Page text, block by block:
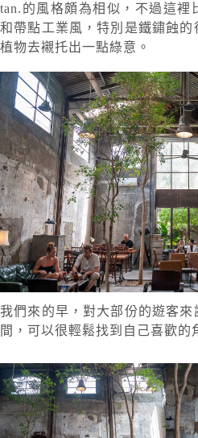
tan.的風格頗為相似，不過這裡
和帶點工業風，特別是鐵鏽蝕
植物去襯托出一點綠意。
我們來的早，對大部份的遊客
間，可以很輕鬆找到自己喜歡的